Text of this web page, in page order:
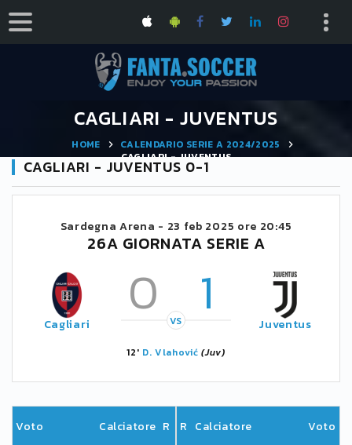
CAGLIARI - JUVENTUS
HOME
CALENDARIO SERIE A 2024/2025
CAGLIARI - JUVENTUS
CAGLIARI - JUVENTUS 0-1
Sardegna Arena - 23 feb 2025 ore 20:45
26A GIORNATA SERIE A
Cagliari 0 1
VS Juventus
12' D. Vlahović (Juv)
Voto Calciatore R R Calciatore Voto